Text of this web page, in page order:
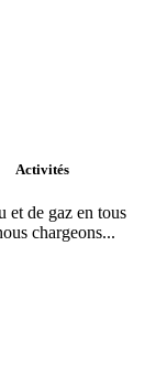
Activités
et de gaz en tous
chargeons...